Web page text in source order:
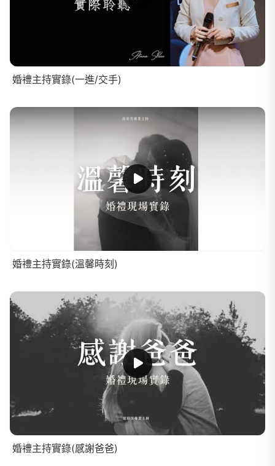
婚禮主持實錄(一進/交手)
婚禮主持實錄(溫馨時刻)
婚禮主持實錄(感謝爸爸)